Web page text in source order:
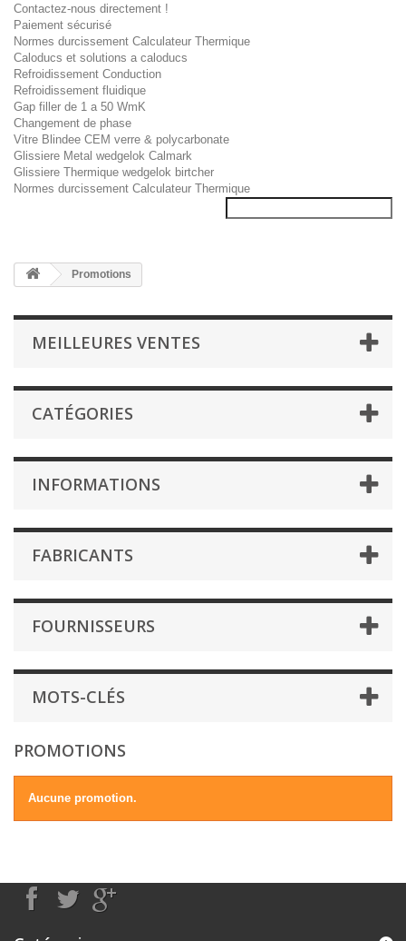
Contactez-nous directement !
Paiement sécurisé
Normes durcissement Calculateur Thermique
Caloducs et solutions a caloducs
Refroidissement Conduction
Refroidissement fluidique
Gap filler de 1 a 50 WmK
Changement de phase
Vitre Blindee CEM verre & polycarbonate
Glissiere Metal wedgelok Calmark
Glissiere Thermique wedgelok birtcher
Normes durcissement Calculateur Thermique
Promotions
MEILLEURES VENTES
CATÉGORIES
INFORMATIONS
FABRICANTS
FOURNISSEURS
MOTS-CLÉS
PROMOTIONS
Aucune promotion.